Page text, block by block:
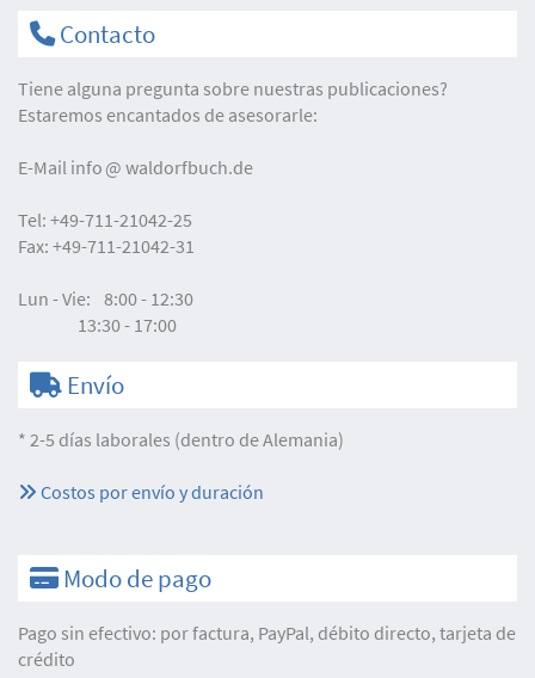
Contacto
Tiene alguna pregunta sobre nuestras publicaciones?
Estaremos encantados de asesorarle:
E-Mail info waldorfbuch.de
Tel: +49-711-21042-25
Fax: +49-711-21042-31
Lun - Vie: 8:00 - 12:30
13:30 - 17:00
Envío
* 2-5 días laborales (dentro de Alemania)
Costos por envío y duración
Modo de pago
Pago sin efectivo: por factura, PayPal, débito directo, tarjeta de
crédito